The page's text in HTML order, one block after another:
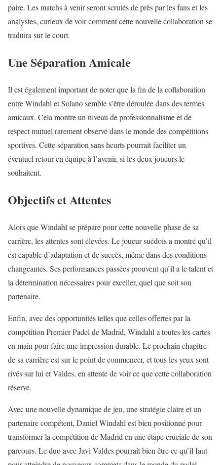
paire. Les matchs à venir seront scrutés de près par les fans et les
analystes, curieux de voir comment cette nouvelle collaboration se
traduira sur le court.
Une Séparation Amicale
Il est également important de noter que la fin de la collaboration
entre Windahl et Solano semble s’être déroulée dans des termes
amicaux. Cela montre un niveau de professionnalisme et de
respect mutuel rarement observé dans le monde des compétitions
sportives. Cette séparation sans heurts pourrait faciliter un
éventuel retour en équipe à l’avenir, si les deux joueurs le
souhaitent.
Objectifs et Attentes
Alors que Windahl se prépare pour cette nouvelle phase de sa
carrière, les attentes sont élevées. Le joueur suédois a montré qu’il
est capable d’adaptation et de succès, même dans des conditions
changeantes. Ses performances passées prouvent qu’il a le talent et
la détermination nécessaires pour exceller, quel que soit son
partenaire.
Enfin, avec des opportunités telles que celles offertes par la
compétition Premier Padel de Madrid, Windahl a toutes les cartes
en main pour faire une impression durable. Le prochain chapitre
de sa carrière est sur le point de commencer, et tous les yeux sont
rivés sur lui et Valdes, en attente de voir ce que cette collaboration
réserve.
Avec une nouvelle dynamique de jeu, une stratégie claire et un
partenaire compétent, Daniel Windahl est bien positionné pour
transformer la compétition de Madrid en une étape cruciale de son
parcours. Le duo avec Javi Valdes pourrait bien être ce qu’il faut